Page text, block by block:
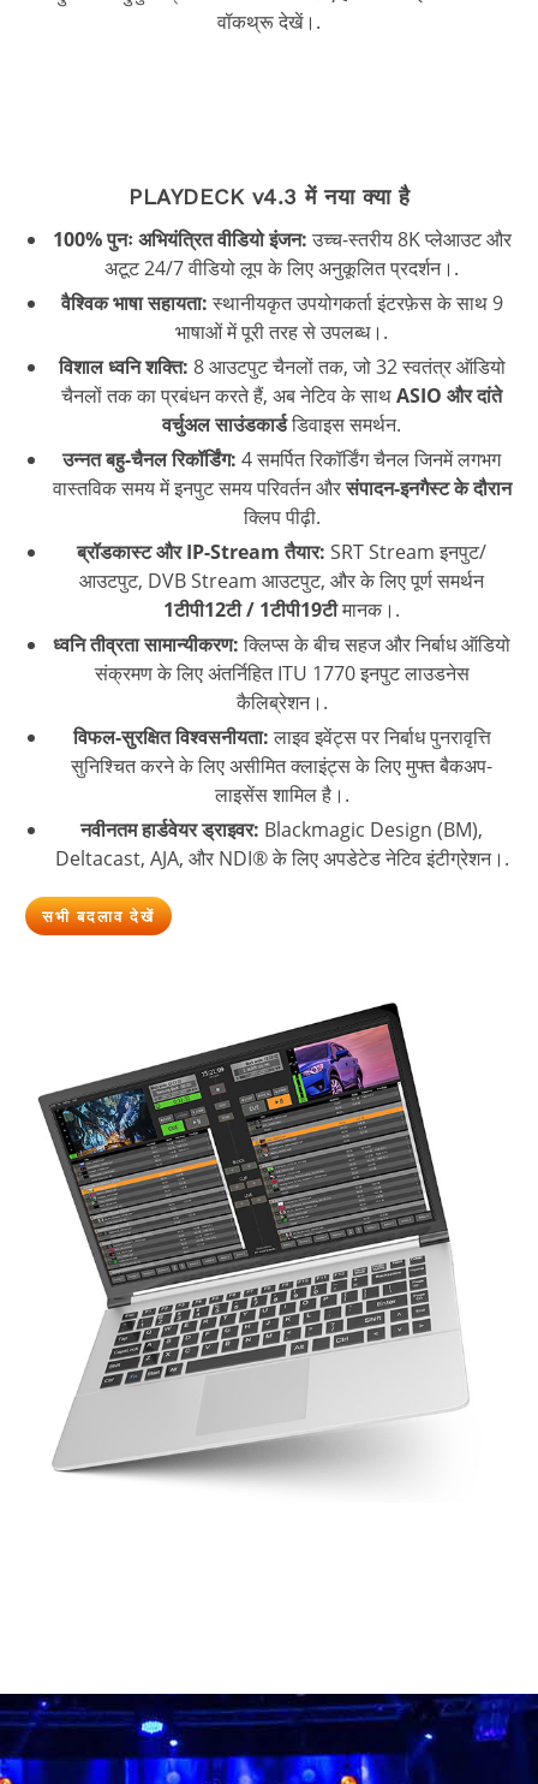
वॉकथ्रू देखें।.
PLAYDECK v4.3 में नया क्या है
100% पुनः अभियंत्रित वीडियो इंजन:उच्च-स्तरीय 8K प्लेआउट और
अटूट 24/7 वीडियो लूप के लिए अनुकूलित प्रदर्शन।.
वैश्विक भाषा सहायता:स्थानीयकृत उपयोगकर्ता इंटरफ़ेस के साथ 9
भाषाओं में पूरी तरह से उपलब्ध।.
विशाल ध्वनि शक्ति: 8 आउटपुट चैनलों तक, जो 32 स्वतंत्र ऑडियो
चैनलों तक का प्रबंधन करते हैं, अब नेटिव के साथASIO और दांते
वर्चुअल साउंडकार्डडिवाइस समर्थन.
उन्नत बहु-चैनल रिकॉर्डिंग: 4 समर्पित रिकॉर्डिंग चैनल जिनमें लगभग
वास्तविक समय में इनपुट समय परिवर्तन औरसंपादन-इनगैस्ट के दौरान
क्लिप पीढ़ी.
ब्रॉडकास्ट और IP-Stream तैयार: SRT Stream इनपुट/
आउटपुट, DVB Stream आउटपुट, और के लिए पूर्ण समर्थन
1टीपी12टी / 1टीपी19टीमानक।.
ध्वनि तीव्रता सामान्यीकरण:क्लिप्स के बीच सहज और निर्बाध ऑडियो
संक्रमण के लिए अंतर्निहित ITU 1770 इनपुट लाउडनेस
कैलिब्रेशन।.
विफल-सुरक्षित विश्वसनीयता:लाइव इवेंट्स पर निर्बाध पुनरावृत्ति
सुनिश्चित करने के लिए असीमित क्लाइंट्स के लिए मुफ्त बैकअप-
लाइसेंस शामिल है।.
नवीनतम हार्डवेयर ड्राइवर: Blackmagic Design (BM),
Deltacast, AJA, और NDI® के लिए अपडेटेड नेटिव इंटीग्रेशन।.
सभी बदलाव देखें